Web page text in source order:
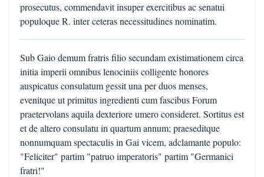
prosecutus, commendavit insuper exercitibus ac senatui
populoque R. inter ceteras necessitudines nominatim.
Sub Gaio demum fratris filio secundam existimationem circa
initia imperii omnibus lenociniis colligente honores
auspicatus consulatum gessit una per duos menses,
evenitque ut primitus ingredienti cum fascibus Forum
praetervolans aquila dexteriore umero consideret. Sortitus est
et de altero consulatu in quartum annum; praeseditque
nonnumquam spectaculis in Gai vicem, adclamante populo:
"Feliciter" partim "patruo imperatoris" partim "Germanici
fratri!"